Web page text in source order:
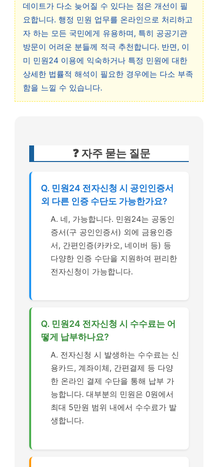
데이트가 다소 늦어질 수 있다는 점은 개선이 필
요합니다. 행정 민원 업무를 온라인으로 처리하고
자 하는 모든 국민에게 유용하며, 특히 공공기관
방문이 어려운 분들께 적극 추천합니다. 반면, 이
미 민원24 이용에 익숙하거나 특정 민원에 대한
상세한 법률적 해석이 필요한 경우에는 다소 부족
함을 느낄 수 있습니다.
❓ 자주 묻는 질문
Q. 민원24 전자신청 시 공인인증서
외 다른 인증 수단도 가능한가요?
A. 네, 가능합니다. 민원24는 공동인
증서(구 공인인증서) 외에 금융인증
서, 간편인증(카카오, 네이버 등) 등
다양한 인증 수단을 지원하여 편리한
전자신청이 가능합니다.
Q. 민원24 전자신청 시 수수료는 어
떻게 납부하나요?
A. 전자신청 시 발생하는 수수료는 신
용카드, 계좌이체, 간편결제 등 다양
한 온라인 결제 수단을 통해 납부 가
능합니다. 대부분의 민원은 0원에서
최대 5만원 범위 내에서 수수료가 발
생합니다.